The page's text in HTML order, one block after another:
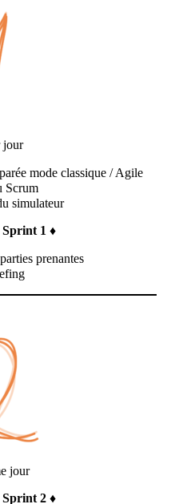
jour
mode classique / Agile
Scrum
simulateur
1 ♦
prenantes
jour
2 ♦